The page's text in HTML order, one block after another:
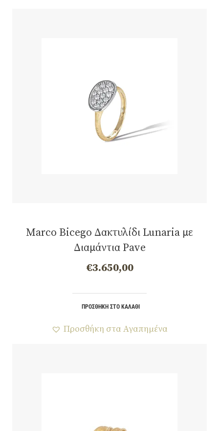
Marco Bicego Δακτυλίδι Lunaria με
Διαμάντια Pave
€3.650,00
ΠΡΟΣΘΉΚΗ ΣΤΟ ΚΑΛΆΘΙ
Προσθήκη στα Αγαπημένα